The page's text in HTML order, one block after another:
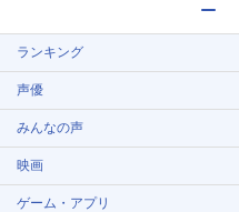
ランキング
声優
みんなの声
映画
ゲーム・アプリ